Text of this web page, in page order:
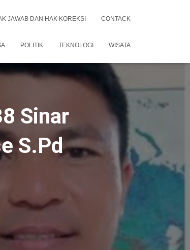
JAWAB DAN HAK KOREKSI CONTACK
POLITIK TEKNOLOGI WISATA
Sinar
S.Pd